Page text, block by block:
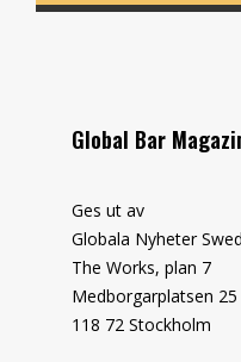
Global Bar
Ges ut av
Globala Nyheter
The Works, plan 7
Medborgarplatsen 25
118 72 Stockholm